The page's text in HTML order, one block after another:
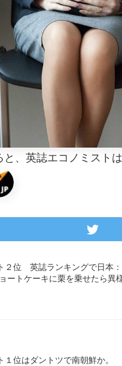
、英誌エコノミスト
２位 英誌ランキングで日本
ートケーキに栗を乗せたら異
位はダントツで南朝鮮か。